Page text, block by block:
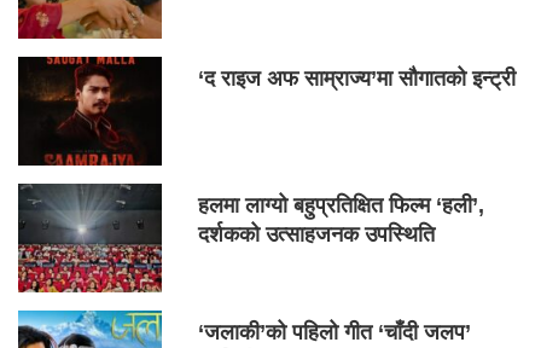
‘द राइज अफ साम्राज्य’मा सौगातको इन्ट्री
हलमा लाग्यो बहुप्रतिक्षित फिल्म ‘हली’,
दर्शकको उत्साहजनक उपस्थिति
‘जलाकी’को पहिलो गीत ‘चाँदी जलप’